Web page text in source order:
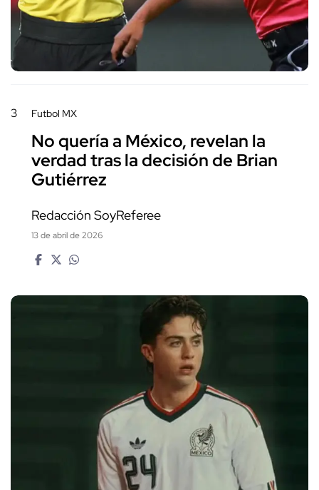
3 Futbol MX
No quería a México, revelan la
verdad tras la decisión de Brian
Gutiérrez
Redacción SoyReferee
13 de abril de 2026